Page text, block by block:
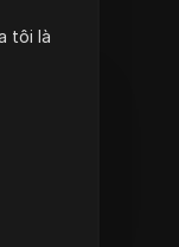
tôi là